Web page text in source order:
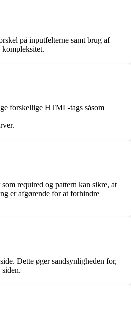
på inputfelterne samt brug af
kompleksitet.
forskellige HTML-tags såsom
required og pattern kan sikre, at
er afgørende for at forhindre
Dette øger sandsynligheden for,